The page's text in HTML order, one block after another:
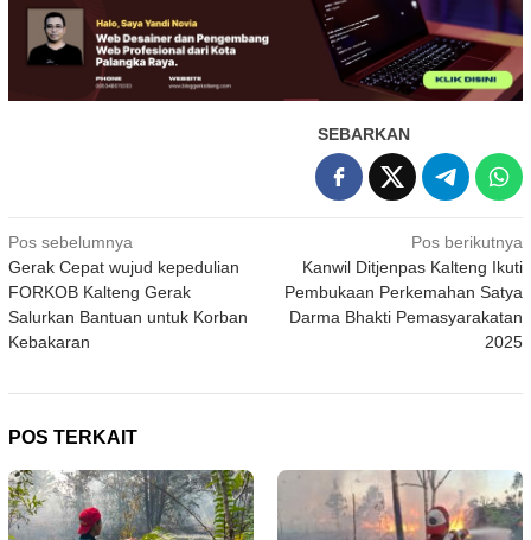
SEBARKAN
Navigasi
pos
Pos sebelumnya
Gerak Cepat wujud kepedulian
FORKOB Kalteng Gerak
Salurkan Bantuan untuk Korban
Kebakaran
Pos berikutnya
Kanwil Ditjenpas Kalteng Ikuti
Pembukaan Perkemahan Satya
Darma Bhakti Pemasyarakatan
2025
POS TERKAIT